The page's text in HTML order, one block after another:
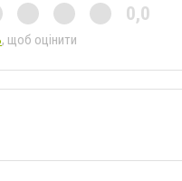
0,0
, щоб оцінити